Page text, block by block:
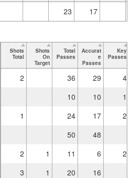
23 17
Shots
Total
Shots
On
Target
Total
Passes
Accurat
e
Passes
Key
Passes
2 36 29
4
10 10
1
1 24 17
2
50
48
2 1 11 6
2
3 1 20
16